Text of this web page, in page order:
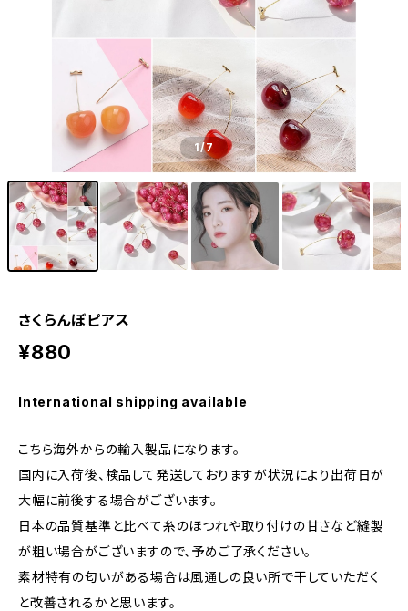
1/7
さくらんぼピアス
¥880
International shipping available
こちら海外からの輸入製品になります。
国内に入荷後、検品して発送しておりますが状況により出荷日が
大幅に前後する場合がございます。
日本の品質基準と比べて糸のほつれや取り付けの甘さなど縫製
が粗い場合がございますので、予めご了承ください。
素材特有の匂いがある場合は風通しの良い所で干していただく
と改善されるかと思います。